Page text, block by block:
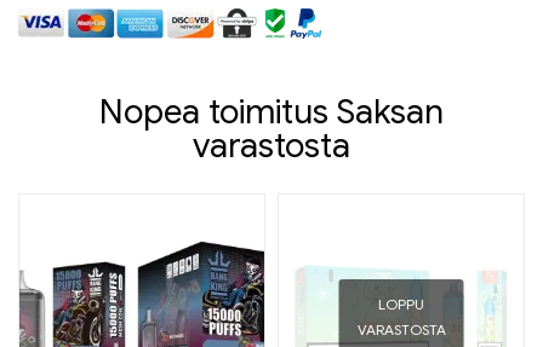
Nopea toimitus Saksan
varastosta
LOPPU
VARASTOSTA